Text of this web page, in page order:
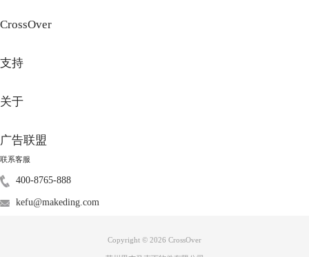
至于攻击力和工作速度，这两个属性并不推荐投资。因为游戏中的很多战
CrossOver
支持
关于
广告联盟
联系客服
400-8765-888
kefu@makeding.com
Copyright © 2026 CrossOver